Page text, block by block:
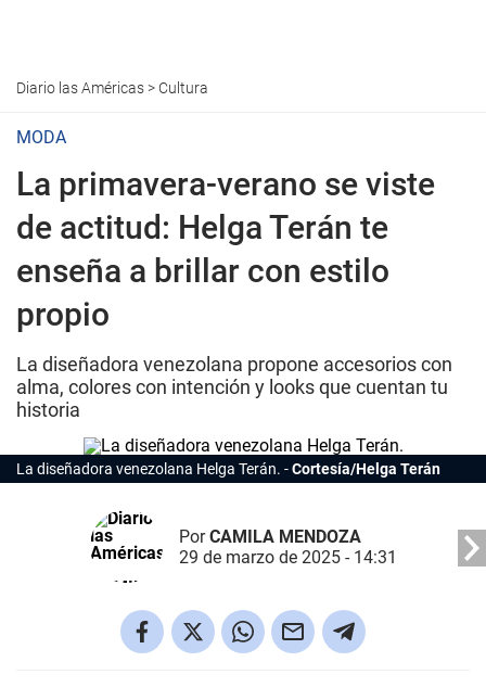
Diario las Américas> Cultura
MODA
La primavera-verano se viste
de actitud: Helga Terán te
enseña a brillar con estilo
propio
La diseñadora venezolana propone accesorios con
alma, colores con intención y looks que cuentan tu
historia
La diseñadora venezolana Helga Terán. Cortesía/Helga Terán
PorCAMILA MENDOZA
29 de marzo de 2025 - 14:31